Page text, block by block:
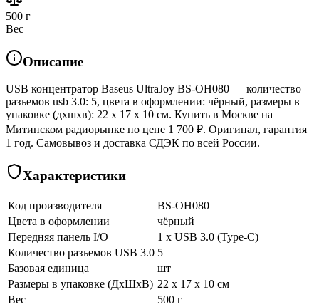
500 г
Вес
Описание
USB концентратор Baseus UltraJoy BS-OH080 — количество
разъемов usb 3.0: 5, цвета в оформлении: чёрный, размеры в
упаковке (дхшхв): 22 x 17 x 10 см. Купить в Москве на
Митинском радиорынке по цене 1 700 ₽. Оригинал, гарантия
1 год. Самовывоз и доставка СДЭК по всей России.
Характеристики
Код производителя
BS-OH080
Цвета в оформлении
чёрный
Передняя панель I/O
1 x USB 3.0 (Type-C)
Количество разъемов USB 3.0 5
Базовая единица
шт
Размеры в упаковке (ДхШхВ) 22 x 17 x 10 см
Вес
500 г